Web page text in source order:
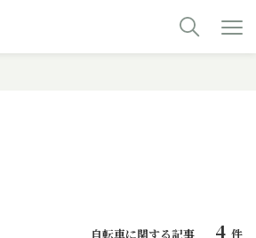
自転車に関する記事 4 件